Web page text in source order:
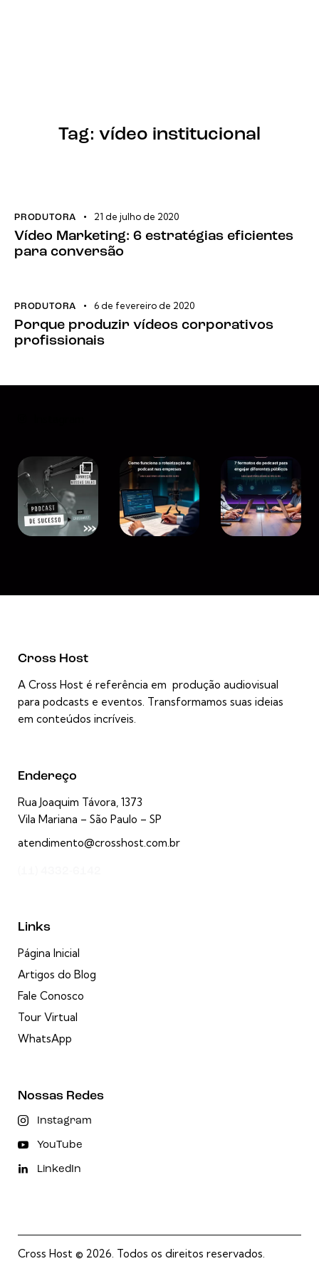
Tag: vídeo institucional
PRODUTORA 21 de julho de 2020
Vídeo Marketing: 6 estratégias eficientes
para conversão
PRODUTORA 6 de fevereiro de 2020
Porque produzir vídeos corporativos
profissionais
Cross Host
A Cross Host é referência em produção audiovisual
para podcasts e eventos. Transformamos suas ideias
em conteúdos incríveis.
Endereço
Rua Joaquim Távora, 1373
Vila Mariana – São Paulo – SP
atendimento@crosshost.com.br
Links
Página Inicial
Artigos do Blog
Fale Conosco
Tour Virtual
WhatsApp
Nossas Redes
Instagram
YouTube
LinkedIn
Cross Host © 2026. Todos os direitos reservados.